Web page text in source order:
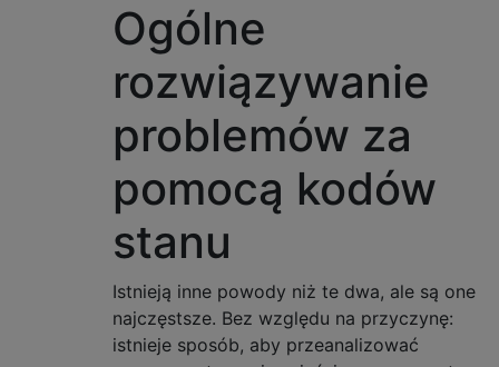
Ogólne
rozwiązywanie
problemów za
pomocą kodów
stanu
Istnieją inne powody niż te dwa, ale są one
najczęstsze. Bez względu na przyczynę:
istnieje sposób, aby przeanalizować